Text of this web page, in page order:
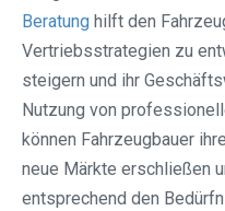
Beratung hilft den
Vertriebsstrategien zu
steigern und ihr
Nutzung von
können Fahrzeugbauer
neue Märkte erschließen
entsprechend den